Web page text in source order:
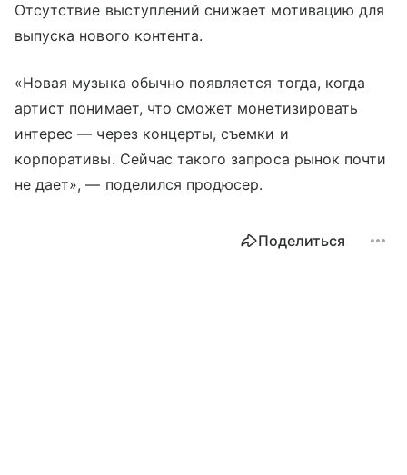
Отсутствие выступлений снижает мотивацию для
выпуска нового контента.
«Новая музыка обычно появляется тогда, когда
артист понимает, что сможет монетизировать
интерес — через концерты, съемки и
корпоративы. Сейчас такого запроса рынок почти
не дает», — поделился продюсер.
Поделиться